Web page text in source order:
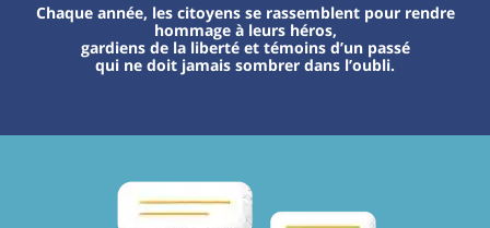
Chaque année, les citoyens se rassemblent pour rendre
hommage à leurs héros,
gardiens de la liberté et témoins d’un passé
qui ne doit jamais sombrer dans l’oubli.